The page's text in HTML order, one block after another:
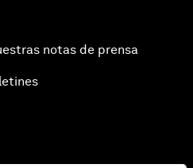
notas de prensa